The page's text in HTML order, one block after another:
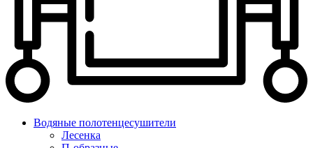
Водяные полотенцесушители
Лесенка